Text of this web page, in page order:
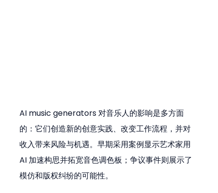
AI music generators 对音乐人的影响是多方面
的：它们创造新的创意实践、改变工作流程，并对
收入带来风险与机遇。早期采用案例显示艺术家用
AI 加速构思并拓宽音色调色板；争议事件则展示了
模仿和版权纠纷的可能性。